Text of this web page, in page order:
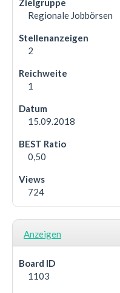
Regionale Jobbörsen
2
1
15.09.2018
0,50
724
Anzeigen
1103